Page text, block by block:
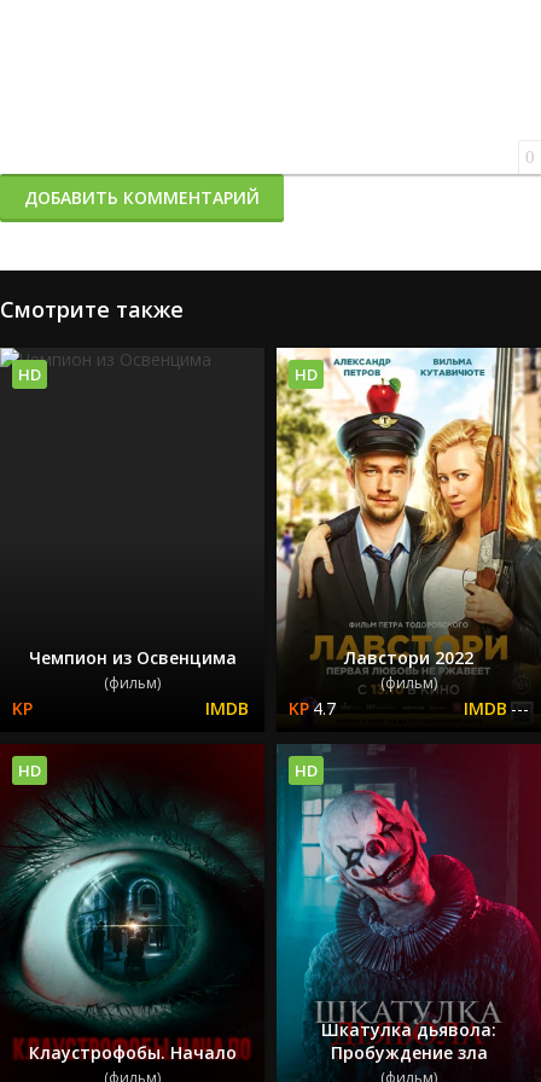
0
ДОБАВИТЬ КОММЕНТАРИЙ
Смотрите также
Чемпион из Освенцима
(фильм)
HD
Лавстори 2022
(фильм)
4.7 ---
HD
Клаустрофобы. Начало
(фильм)
HD
Шкатулка дьявола:
Пробуждение зла
(фильм)
HD